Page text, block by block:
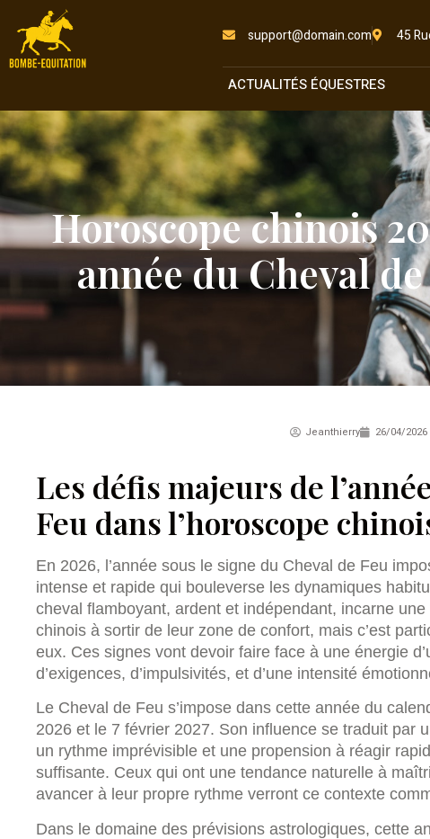
support@domain.com 45
ACTUALITÉS ÉQUESTRES
Horoscope chinois
année du Cheval
Jeanthierry 26/04/2026
Les défis majeurs de
Feu dans l’horoscope
En 2026, l’année sous le signe du Cheval de Feu
intense et rapide qui bouleverse les dynamiques
cheval flamboyant, ardent et indépendant, incarne
chinois à sortir de leur zone de confort, mais c’est
eux. Ces signes vont devoir faire face à une énergie
d’exigences, d’impulsivités, et d’une intensité
Le Cheval de Feu s’impose dans cette année du
2026 et le 7 février 2027. Son influence se traduit par
un rythme imprévisible et une propension à réagir
suffisante. Ceux qui ont une tendance naturelle à
avancer à leur propre rythme verront ce contexte
Dans le domaine des prévisions astrologiques, cette